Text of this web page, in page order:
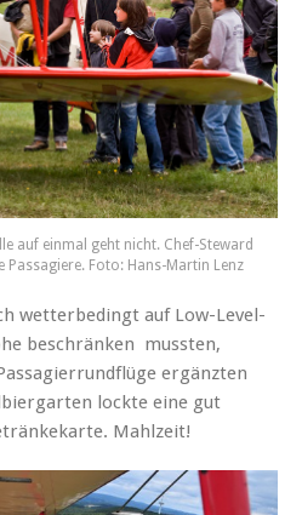
auf einmal geht nicht. Chef-Steward
Passagiere. Foto: Hans-Martin Lenz
wetterbedingt auf Low-Level-
beschränken mussten,
ergänzten
lockte eine gut
Mahlzeit!